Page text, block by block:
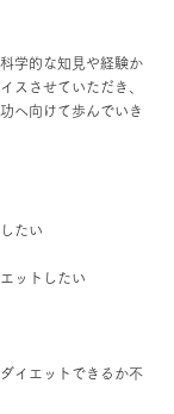
学的な知見や経験か
スさせていただき、
へ向けて歩んでいき
たい
ットしたい
イエットできるか不